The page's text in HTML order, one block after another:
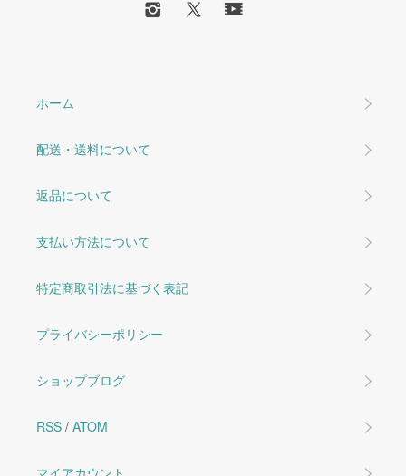
ホーム
配送・送料について
返品について
支払い方法について
特定商取引法に基づく表記
プライバシーポリシー
ショップブログ
RSS / ATOM